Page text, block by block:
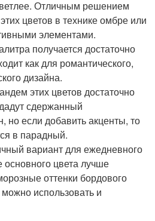
Отличным решением
цветов в технике омбре или
элементами.
получается достаточно
как для романтического,
дизайна.
этих цветов достаточно
сдержанный
но если добавить акценты, то
в парадный.
вариант для ежедневного
цвета лучше
оттенки бордового
использовать и